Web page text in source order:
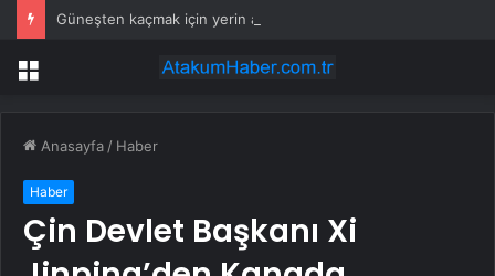
Güneşten kaçmak için yerin altına şehir kurdular
Menü
Anasayfa / Haber
Haber
Çin Devlet Başkanı Xi